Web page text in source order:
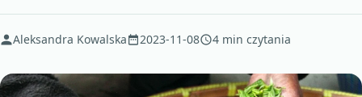
Aleksandra Kowalska 2023-11-08 4 min czytania